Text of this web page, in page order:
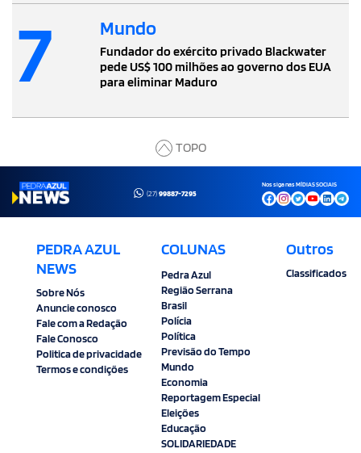
7 Mundo
Fundador do exército privado Blackwater
pede US$ 100 milhões ao governo dos EUA
para eliminar Maduro
TOPO
(27)99887-7295
Nos siga nas MÍDIAS SOCIAIS
PEDRA AZUL
NEWS
Sobre Nós
Anuncie conosco
Fale com a Redação
Fale Conosco
Politica de privacidade
Termos e condições
COLUNAS
Pedra Azul
Região Serrana
Brasil
Polícia
Política
Previsão do Tempo
Mundo
Economia
Reportagem Especial
Eleições
Educação
SOLIDARIEDADE
Outros
Classificados